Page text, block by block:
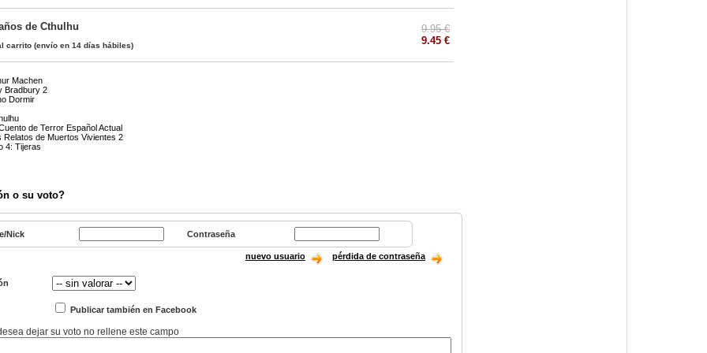
de Cthulhu
carrito (envío en 14 días hábiles)
9.95 €
9.45 €
Machen
Bradbury 2
Dormir
de Terror Español Actual
Relatos de Muertos Vivientes 2
4: Tijeras
o su voto?
Nick Contraseña
nuevo usuario pérdida de contraseña
Publicar también en Facebook
dejar su voto no rellene este campo